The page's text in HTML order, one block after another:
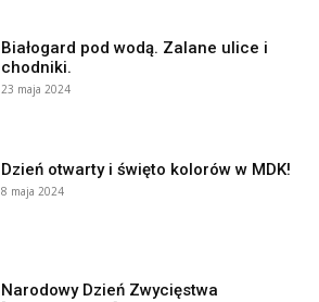
Białogard pod wodą. Zalane ulice i
chodniki.
23 maja 2024
Dzień otwarty i święto kolorów w MDK!
8 maja 2024
Narodowy Dzień Zwycięstwa